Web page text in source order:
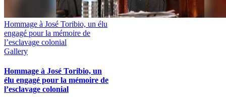
Hommage à José Toribio, un élu
engagé pour la mémoire de
l’esclavage colonial
Gallery
Hommage à José Toribio, un
élu engagé pour la mémoire de
l’esclavage colonial